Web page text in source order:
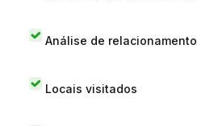
Análise de relacionamento
Locais visitados